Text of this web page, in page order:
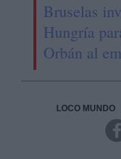
Bruselas
Hungría
Orbán al
LOCO MUNDO